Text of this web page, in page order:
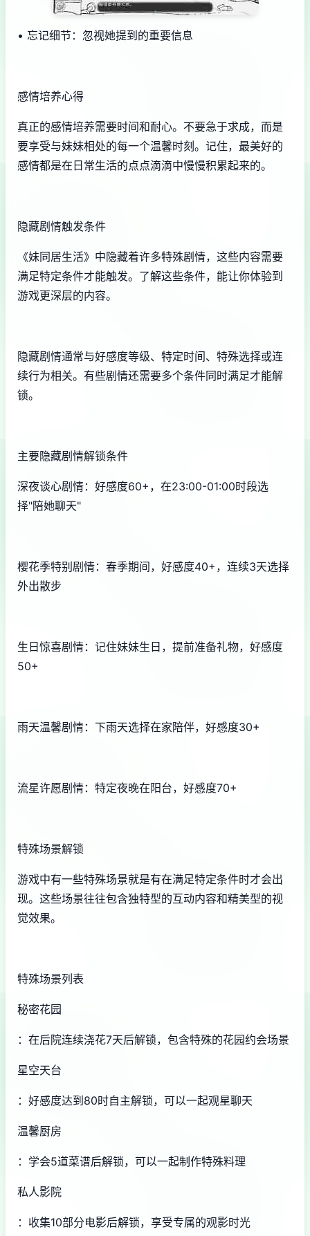
• 忘记细节：忽视她提到的重要信息
感情培养心得
真正的感情培养需要时间和耐心。不要急于求成，而是
要享受与妹妹相处的每一个温馨时刻。记住，最美好的
感情都是在日常生活的点点滴滴中慢慢积累起来的。
隐藏剧情触发条件
《妹同居生活》中隐藏着许多特殊剧情，这些内容需要
满足特定条件才能触发。了解这些条件，能让你体验到
游戏更深层的内容。
隐藏剧情通常与好感度等级、特定时间、特殊选择或连
续行为相关。有些剧情还需要多个条件同时满足才能解
锁。
主要隐藏剧情解锁条件
深夜谈心剧情：好感度60+，在23:00-01:00时段选
择"陪她聊天"
樱花季特别剧情：春季期间，好感度40+，连续3天选择
外出散步
生日惊喜剧情：记住妹妹生日，提前准备礼物，好感度
50+
雨天温馨剧情：下雨天选择在家陪伴，好感度30+
流星许愿剧情：特定夜晚在阳台，好感度70+
特殊场景解锁
游戏中有一些特殊场景就是有在满足特定条件时才会出
现。这些场景往往包含独特型的互动内容和精美型的视
觉效果。
特殊场景列表
秘密花园
：在后院连续浇花7天后解锁，包含特殊的花园约会场景
星空天台
：好感度达到80时自主解锁，可以一起观星聊天
温馨厨房
：学会5道菜谱后解锁，可以一起制作特殊料理
私人影院
：收集10部分电影后解锁，享受专属的观影时光